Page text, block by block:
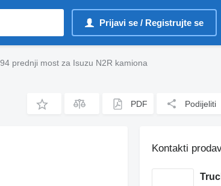
Prijavi se / Registrujte se
prednji most za Isuzu N2R kamiona
PDF Podijeliti
Kontakti